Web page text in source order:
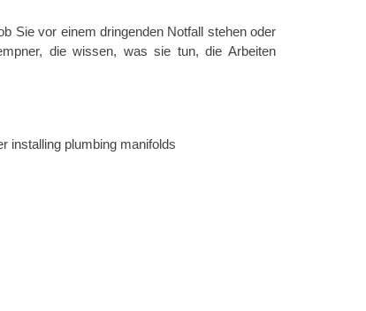
Sie vor einem dringenden Notfall stehen oder
die wissen, was sie tun, die Arbeiten